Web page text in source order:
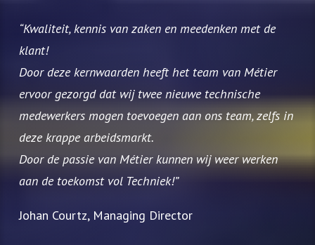
“Kwaliteit, kennis van zaken en meedenken met de
klant!
Door deze kernwaarden heeft het team van Métier
ervoor gezorgd dat wij twee nieuwe technische
medewerkers mogen toevoegen aan ons team, zelfs in
deze krappe arbeidsmarkt.
Door de passie van Métier kunnen wij weer werken
aan de toekomst vol Techniek!”
Johan Courtz, Managing Director